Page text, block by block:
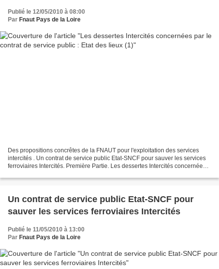
Publié le 12/05/2010 à 08:00
Par Fnaut Pays de la Loire
Des propositions concrêtes de la FNAUT pour l'exploitation des services
intercités . Un contrat de service public Etat-SNCF pour sauver les services
ferroviaires Intercités. Première Partie. Les dessertes Intercités concernées
Un contrat de service public Etat-SNCF pour
sauver les services ferroviaires Intercités
Publié le 11/05/2010 à 13:00
Par Fnaut Pays de la Loire